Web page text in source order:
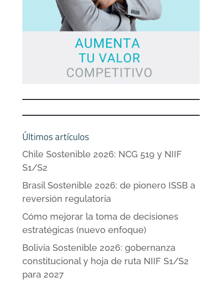
Últimos artículos
Chile Sostenible 2026: NCG 519 y NIIF
S1/S2
Brasil Sostenible 2026: de pionero ISSB a
reversión regulatoria
Cómo mejorar la toma de decisiones
estratégicas (nuevo enfoque)
Bolivia Sostenible 2026: gobernanza
constitucional y hoja de ruta NIIF S1/S2
para 2027